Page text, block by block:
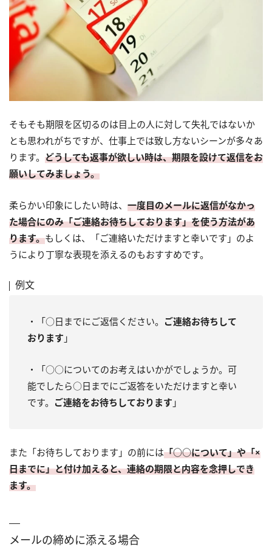
そもそも期限を区切るのは目上の人に対して失礼ではないか
とも思われがちですが、仕事上では致し方ないシーンが多々あ
ります。 どうしても返事が欲しい時は、期限を設けて返信をお
願いしてみましょう。
柔らかい印象にしたい時は、 一度目のメールに返信がなかっ
た場合にのみ「ご連絡お待ちしております」を使う方法があ
ります。もしくは、「ご連絡いただけますと幸いです」のよ
うにより丁寧な表現を添えるのもおすすめです。
例文
・「○日までにご返信ください。 ご連絡お待ちして
おります 」
・「○○についてのお考えはいかがでしょうか。可
能でしたら○日までにご返答をいただけますと幸い
です。 ご連絡をお待ちしております 」
また「お待ちしております」の前には「○○について」や「×
日までに」と付け加えると、連絡の期限と内容を念押しでき
ます。
メールの締めに添える場合